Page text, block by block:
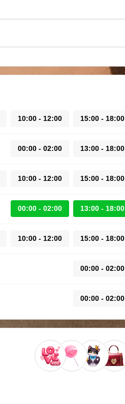
10:00 - 12:00 15:00 - 18:00
00:00 - 02:00 13:00 - 18:00
10:00 - 12:00 15:00 - 18:00
00:00 - 02:00 13:00 - 18:00
10:00 - 12:00 15:00 - 18:00
00:00 - 02:00
00:00 - 02:00